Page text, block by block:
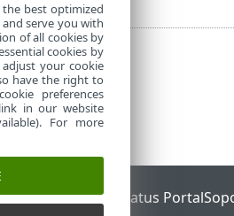
de ESETESET Status Portal
best optimized
serve you with
of all cookies by
cookies by
your cookie
have the right to
preferences
in our website
For more